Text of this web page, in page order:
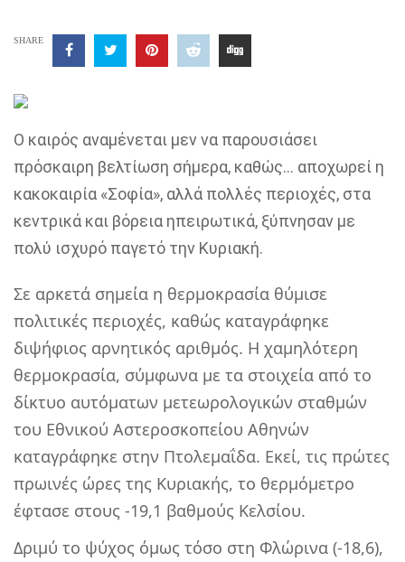
SHARE
Ο καιρός αναμένεται μεν να παρουσιάσει
πρόσκαιρη βελτίωση σήμερα, καθώς… αποχωρεί η
κακοκαιρία «Σοφία», αλλά πολλές περιοχές, στα
κεντρικά και βόρεια ηπειρωτικά, ξύπνησαν με
πολύ ισχυρό παγετό την Κυριακή.
Σε αρκετά σημεία η θερμοκρασία θύμισε
πολιτικές περιοχές, καθώς καταγράφηκε
διψήφιος αρνητικός αριθμός. Η χαμηλότερη
θερμοκρασία, σύμφωνα με τα στοιχεία από το
δίκτυο αυτόματων μετεωρολογικών σταθμών
του Εθνικού Αστεροσκοπείου Αθηνών
καταγράφηκε στην Πτολεμαΐδα. Εκεί, τις πρώτες
πρωινές ώρες της Κυριακής, το θερμόμετρο
έφτασε στους -19,1 βαθμούς Κελσίου.
Δριμύ το ψύχος όμως τόσο στη Φλώρινα (-18,6),